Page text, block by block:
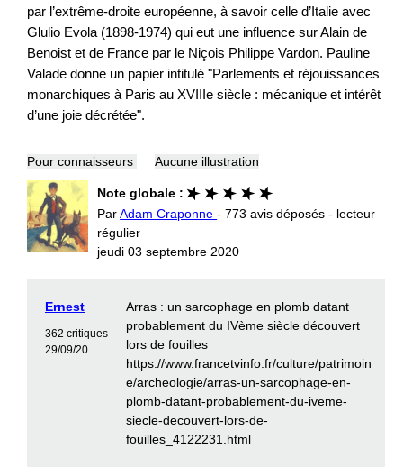
par l’extrême-droite européenne, à savoir celle d’Italie avec
Glulio Evola (1898-1974) qui eut une influence sur Alain de
Benoist et de France par le Niçois Philippe Vardon. Pauline
Valade donne un papier intitulé "Parlements et réjouissances
monarchiques à Paris au XVIIIe siècle : mécanique et intérêt
d’une joie décrétée".
Pour connaisseurs Aucune illustration
Note globale :
ParAdam Craponne- 773 avis déposés - lecteur
régulier
jeudi 03 septembre 2020
Ernest
362 critiques
29/09/20
Arras : un sarcophage en plomb datant
probablement du IVème siècle découvert
lors de fouilles
https://www.francetvinfo.fr/culture/patrimoin
e/archeologie/arras-un-sarcophage-en-
plomb-datant-probablement-du-iveme-
siecle-decouvert-lors-de-
fouilles_4122231.html